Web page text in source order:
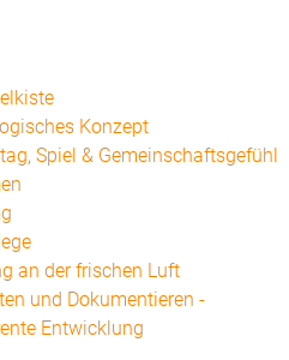
Konzept
Spiel & Gemeinschaftsgefühl
an der frischen Luft
und Dokumentieren -
Entwicklung